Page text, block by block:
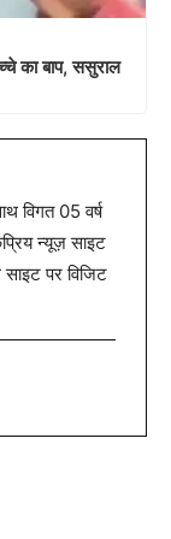
का बाप, ससुराल
विगत 05 वर्ष
न्यूज़ साइट
साइट पर विजिट